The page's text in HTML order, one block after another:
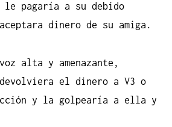
le pagaría a su debido
dinero de su amiga.
alta y amenazante,
el dinero a V3 o
y la golpearía a ella y